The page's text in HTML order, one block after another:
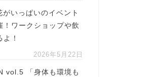
いっぱいのイベント
！ワークショップや飲
！
2026年5月22日
vol.5 「身体も環境も